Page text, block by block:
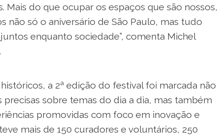
Mais do que ocupar os espaços que são nossos,
não só o aniversário de São Paulo, mas tudo
enquanto sociedade”, comenta Michel
a 2ª edição do festival foi marcada não
precisas sobre temas do dia a dia, mas também
promovidas com foco em inovação e
mais de 150 curadores e voluntários, 250